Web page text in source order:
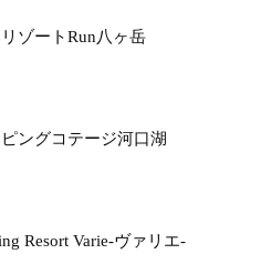
リゾートRun八ヶ岳
ピングコテージ河口湖
Resort Varie-ヴァリエ-